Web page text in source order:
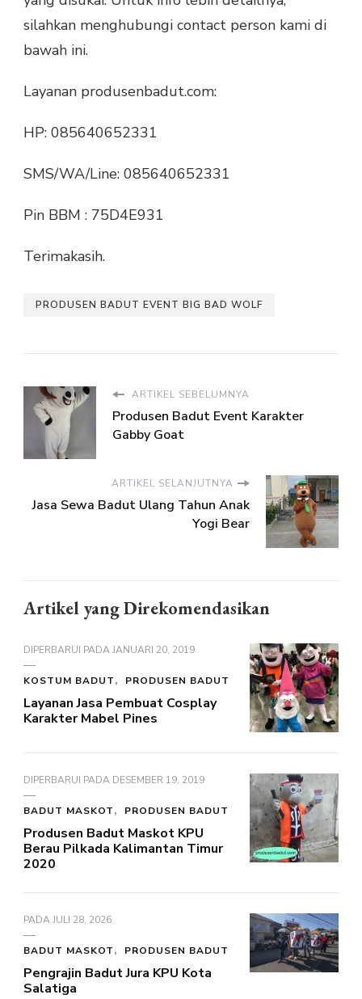
silahkan menghubungi contact person kami di
bawah ini.
Layanan produsenbadut.com:
HP: 085640652331
SMS/WA/Line: 085640652331
Pin BBM : 75D4E931
Terimakasih.
PRODUSEN BADUT EVENT BIG BAD WOLF
ARTIKEL SEBELUMNYA
Produsen Badut Event Karakter
Gabby Goat
ARTIKEL SELANJUTNYA
Jasa Sewa Badut Ulang Tahun Anak
Yogi Bear
Artikel yang Direkomendasikan
DIPERBARUI PADAJANUARI 20, 2019
KOSTUM BADUT PRODUSEN BADUT
Layanan Jasa Pembuat Cosplay
Karakter Mabel Pines
DIPERBARUI PADA DESEMBER 19, 2019
BADUT MASKOT PRODUSEN BADUT
Produsen Badut Maskot KPU
Berau Pilkada Kalimantan Timur
2020
PADAJULI 28, 2026
BADUT MASKOT PRODUSEN BADUT
Pengrajin Badut Jura KPU Kota
Salatiga